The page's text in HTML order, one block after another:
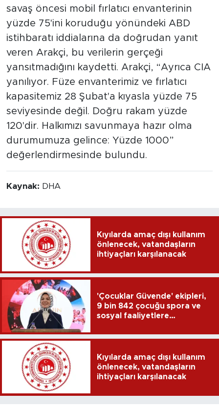
savaş öncesi mobil fırlatıcı envanterinin
yüzde 75'ini koruduğu yönündeki ABD
istihbaratı iddialarına da doğrudan yanıt
veren Arakçi, bu verilerin gerçeği
yansıtmadığını kaydetti. Arakçi, “Ayrıca CIA
yanılıyor. Füze envanterimiz ve fırlatıcı
kapasitemiz 28 Şubat'a kıyasla yüzde 75
seviyesinde değil. Doğru rakam yüzde
120'dir. Halkımızı savunmaya hazır olma
durumumuza gelince: Yüzde 1000”
değerlendirmesinde bulundu.
Kaynak: DHA
Kıyılarda amaç dışı kullanım
önlenecek, vatandaşların
ihtiyaçları karşılanacak
'Çocuklar Güvende' ekipleri,
9 bin 842 çocuğu spora ve
sosyal faaliyetlere
Kıyılarda amaç dışı kullanım
önlenecek, vatandaşların
ihtiyaçları karşılanacak